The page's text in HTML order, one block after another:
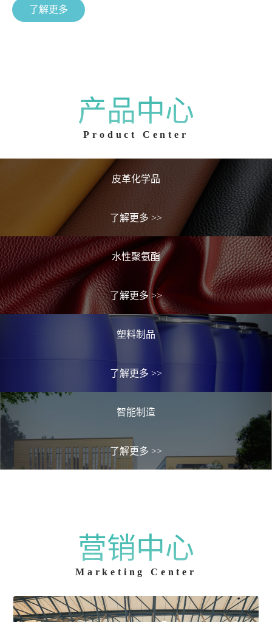
了解更多
产品中心
Product Center
皮革化学品
了解更多 >>
水性聚氨酯
了解更多 >>
塑料制品
了解更多 >>
智能制造
了解更多 >>
营销中心
Marketing Center